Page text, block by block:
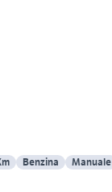
Benzina Manuale